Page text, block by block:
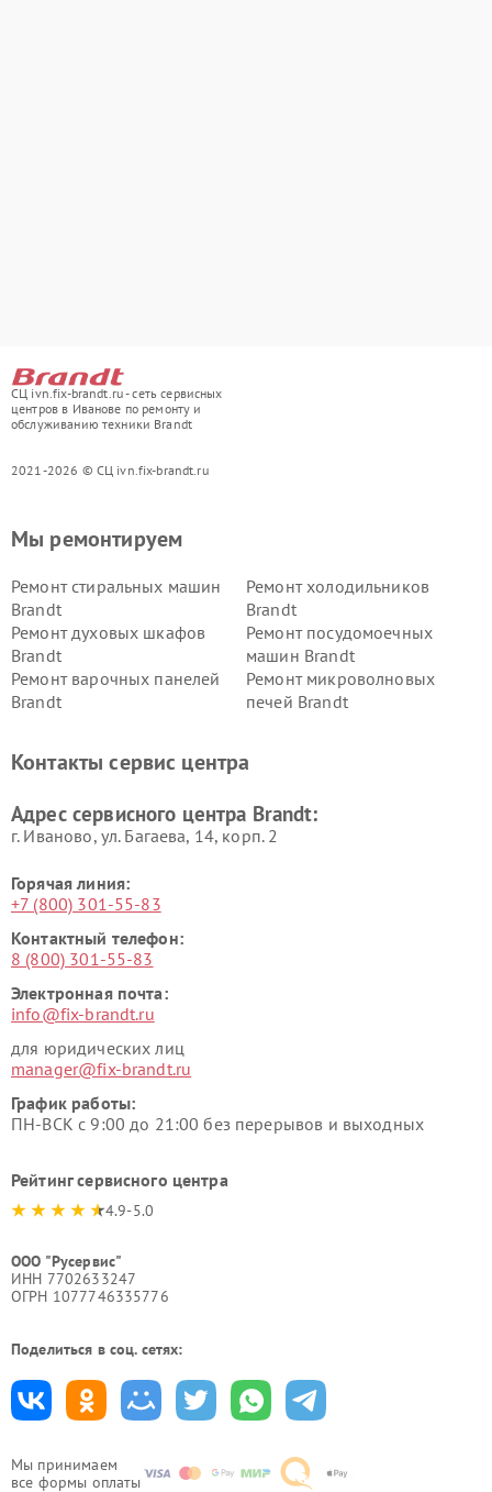
СЦ ivn.fix-brandt.ru - сеть сервисных
центров в Иванове по ремонту и
обслуживанию техники Brandt
2021-2026 © СЦ ivn.fix-brandt.ru
Мы принимаем
все формы оплаты
Мы ремонтируем
Ремонт стиральных машин
Brandt
Ремонт холодильников
Brandt
Ремонт духовых шкафов
Brandt
Ремонт посудомоечных
машин Brandt
Ремонт варочных панелей
Brandt
Ремонт микроволновых
печей Brandt
Контакты сервис центра
Адрес сервисного центра Brandt:
г. Иваново, ул. Багаева, 14, корп. 2
Горячая линия:
+7 (800) 301-55-83
Контактный телефон:
8 (800) 301-55-83
Электронная почта:
info@fix-brandt.ru
для юридических лиц
manager@fix-brandt.ru
График работы:
ПН-ВСК с 9:00 до 21:00 без перерывов и выходных
Рейтинг сервисного центра
4.9-5.0
ООО "Русервис"
ИНН 7702633247
ОГРН 1077746335776
Поделиться в соц. сетях: